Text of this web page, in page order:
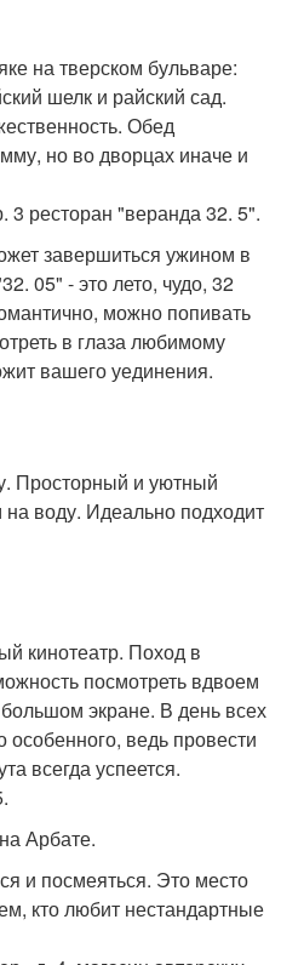
на тверском бульваре:
шелк и райский сад.
Обед
но во дворцах иначе и
3 ресторан "веранда 32. 5".
завершиться ужином в
05" - это лето, чудо, 32
можно попивать
в глаза любимому
вашего уединения.
Просторный и уютный
воду. Идеально подходит
кинотеатр. Поход в
посмотреть вдвоем
экране. В день всех
особенного, ведь провести
всегда успеется.
Арбате.
и посмеяться. Это место
кто любит нестандартные